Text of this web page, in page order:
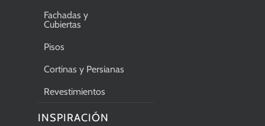
Fachadas y
Cubiertas
Pisos
Cortinas y Persianas
Revestimientos
INSPIRACIÓN